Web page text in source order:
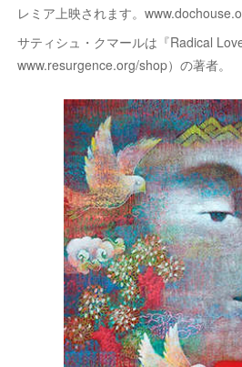
レミア上映されます。
サティシュ・クマールは『Radical
www.resurgence.org/shop）の著者。